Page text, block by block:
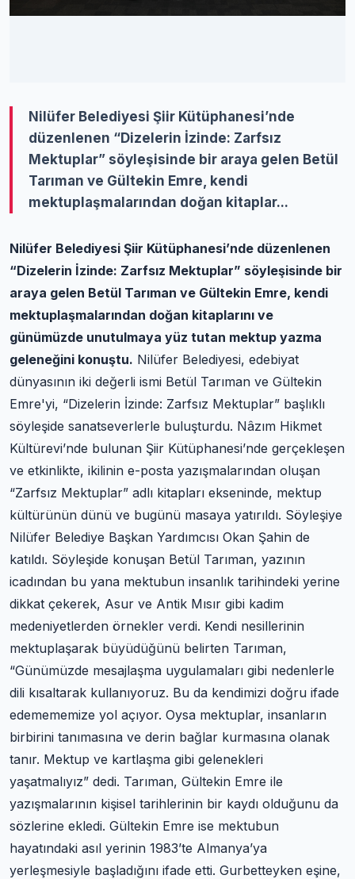
Nilüfer Belediyesi Şiir Kütüphanesi’nde
düzenlenen “Dizelerin İzinde: Zarfsız
Mektuplar” söyleşisinde bir araya gelen Betül
Tarıman ve Gültekin Emre, kendi
mektuplaşmalarından doğan kitaplar...
Nilüfer Belediyesi Şiir Kütüphanesi’nde düzenlenen
“Dizelerin İzinde: Zarfsız Mektuplar” söyleşisinde bir
araya gelen Betül Tarıman ve Gültekin Emre, kendi
mektuplaşmalarından doğan kitaplarını ve
günümüzde unutulmaya yüz tutan mektup yazma
geleneğini konuştu. Nilüfer Belediyesi, edebiyat
dünyasının iki değerli ismi Betül Tarıman ve Gültekin
Emre'yi, “Dizelerin İzinde: Zarfsız Mektuplar” başlıklı
söyleşide sanatseverlerle buluşturdu. Nâzım Hikmet
Kültürevi’nde bulunan Şiir Kütüphanesi’nde gerçekleşen
ve etkinlikte, ikilinin e-posta yazışmalarından oluşan
“Zarfsız Mektuplar” adlı kitapları ekseninde, mektup
kültürünün dünü ve bugünü masaya yatırıldı. Söyleşiye
Nilüfer Belediye Başkan Yardımcısı Okan Şahin de
katıldı. Söyleşide konuşan Betül Tarıman, yazının
icadından bu yana mektubun insanlık tarihindeki yerine
dikkat çekerek, Asur ve Antik Mısır gibi kadim
medeniyetlerden örnekler verdi. Kendi nesillerinin
mektuplaşarak büyüdüğünü belirten Tarıman,
“Günümüzde mesajlaşma uygulamaları gibi nedenlerle
dili kısaltarak kullanıyoruz. Bu da kendimizi doğru ifade
edemememize yol açıyor. Oysa mektuplar, insanların
birbirini tanımasına ve derin bağlar kurmasına olanak
tanır. Mektup ve kartlaşma gibi gelenekleri
yaşatmalıyız” dedi. Tarıman, Gültekin Emre ile
yazışmalarının kişisel tarihlerinin bir kaydı olduğunu da
sözlerine ekledi. Gültekin Emre ise mektubun
hayatındaki asıl yerinin 1983’te Almanya’ya
yerleşmesiyle başladığını ifade etti. Gurbetteyken eşine,